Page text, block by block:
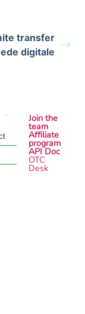
transfer
digitale
Join the
team
Affiliate
program
API Doc
OTC
Desk